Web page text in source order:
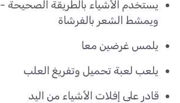
يستخدم الأشياء بالطريقة
ويمشط الشعر بالفرشاة
يلمس غرضين معا
يلعب لعبة تحميل وتفريغ العلب
قادر على إفلات الأشياء من اليد